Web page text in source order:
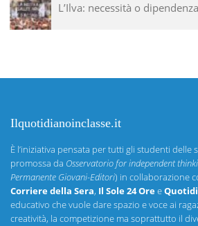
L’Ilva: necessità o
Ilquotidianoinclasse.it
È l’iniziativa pensata per tutti gli studenti
promossa da Osservatorio for independent
Permanente Giovani-Editori) in collaborazione
Corriere della Sera, Il Sole 24 Oree
educativo che vuole dare spazio e voce ai
creatività, la competizione ma soprattutto il